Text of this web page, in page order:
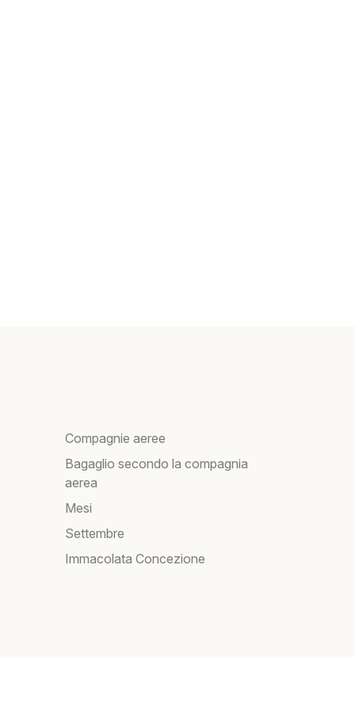
Compagnie aeree
Bagaglio secondo la compagnia
aerea
Mesi
Settembre
Immacolata Concezione